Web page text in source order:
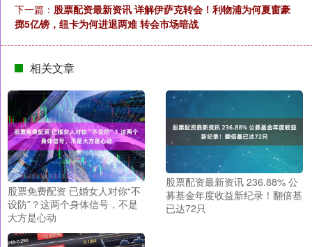
下一篇： 股票配资最新资讯 详解伊萨克转会！利物浦为何夏窗豪
掷5亿镑，纽卡为何进退两难 转会市场暗战
相关文章
股票免费配资 已婚女人对你“不
设防”？这两个身体信号，不是
大方是心动
股票配资最新资讯 236.88% 公
募基金年度收益新纪录！翻倍基
已达72只